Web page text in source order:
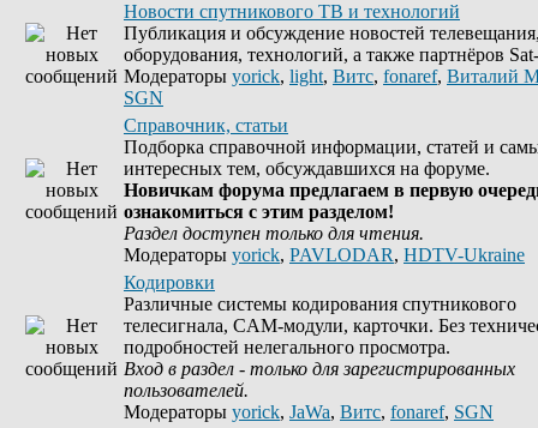
Новости спутникового ТВ и технологий
Публикация и обсуждение новостей
оборудования, технологий, а также партнёров
Модераторы yorick, light, Витс, fonaref, Виталий
SGN
Справочник, статьи
Подборка справочной информации, статей и
интересных тем, обсуждавшихся на форуме.
Новичкам форума предлагаем в первую
ознакомиться с этим разделом!
Раздел доступен только для чтения.
Модераторы yorick, PAVLODAR, HDTV-Ukraine
Кодировки
Различные системы кодирования спутникового
телесигнала, CAM-модули, карточки. Без
подробностей нелегального просмотра.
Вход в раздел - только для зарегистрированных
пользователей.
Модераторы yorick, JaWa, Витс, fonaref, SGN